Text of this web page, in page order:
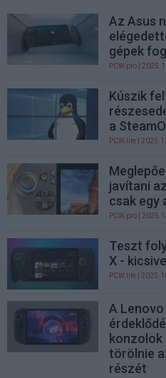
Az Asus
gépek
PCW.pro |
Kúszik
a
PCW.lite |
javítani
csak egy
PCW.pro |
Teszt
X -
PCW.lite |
A
konzolok
törölnie
részét